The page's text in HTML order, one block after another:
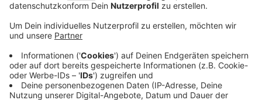
Anzeige
Die Kontrollen fanden am Dießemer Bruch, der
Gladbacher Straße und dem Ostwall Autofahrer